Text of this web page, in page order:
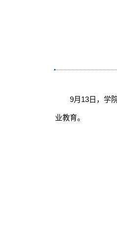
9月13日，学
业教育。